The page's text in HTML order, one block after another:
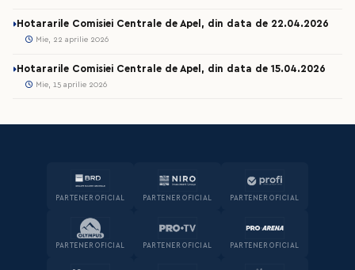
Hotararile Comisiei Centrale de Apel, din data de 22.04.2026
Mie, 22 aprilie 2026
Hotararile Comisiei Centrale de Apel, din data de 15.04.2026
Mie, 15 aprilie 2026
PARTENER OFICIAL PARTENER OFICIAL PARTENER OFICIAL
PARTENER OFICIAL PARTENER OFICIAL PARTENER OFICIAL